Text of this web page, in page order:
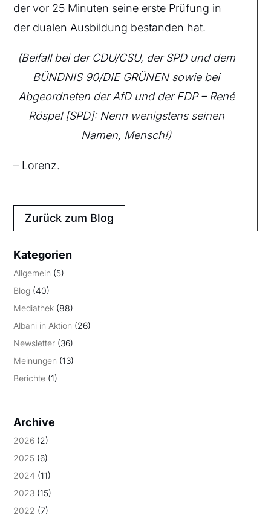
der vor 25 Minuten seine erste Prüfung in
der dualen Ausbildung bestanden hat.
(Beifall bei der CDU/CSU, der SPD und dem
BÜNDNIS 90/DIE GRÜNEN sowie bei
Abgeordneten der AfD und der FDP – René
Röspel [SPD]: Nenn wenigstens seinen
Namen, Mensch!)
– Lorenz.
Zurück zum Blog
Kategorien
Allgemein (5)
Blog (40)
Mediathek (88)
Albani in Aktion (26)
Newsletter (36)
Meinungen (13)
Berichte (1)
Archive
2026 (2)
2025 (6)
2024 (11)
2023 (15)
2022 (7)